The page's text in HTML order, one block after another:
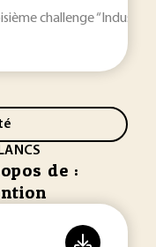
challenge
de :